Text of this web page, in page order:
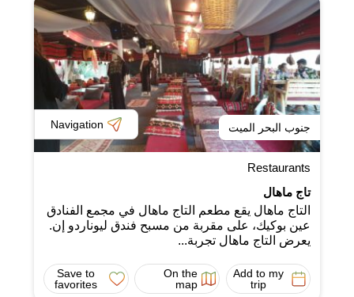
جنوب البحر الميت Navigation
Restaurants
تاج ماهال
التاج ماهال يقع مطعم التاج ماهال في مجمع الفنادق
عين بوكيك، على مقربة من مسبح فندق ليوناردو إن.
يعرض التاج ماهال تجربة...
Add to my
trip
On the
map
Save to
favorites